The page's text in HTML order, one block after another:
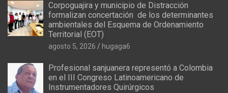
Corpoguajira y municipio de Distracción
formalizan concertación de los determinantes
ambientales del Esquema de Ordenamiento
Territorial (EOT)
agosto 5, 2026 hugaga6
Profesional sanjuanera representó a Colombia
en el III Congreso Latinoamericano de
Instrumentadores Quirúrgicos